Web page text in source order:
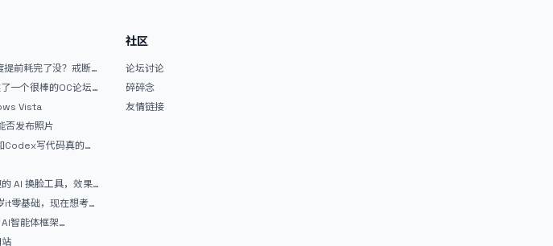
前耗完了没？戒断
一个很棒的OC论坛
Vista
否发布照片
Codex写代码真的
钱还是很难啊
AI 换脸工具，效果
零基础，现在想考软
的建议吗，谢谢！
智能体框架
家贡献代码
社区
论坛讨论
碎碎念
友情链接